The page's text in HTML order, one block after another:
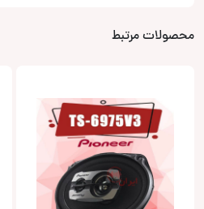
محصولات مرتبط